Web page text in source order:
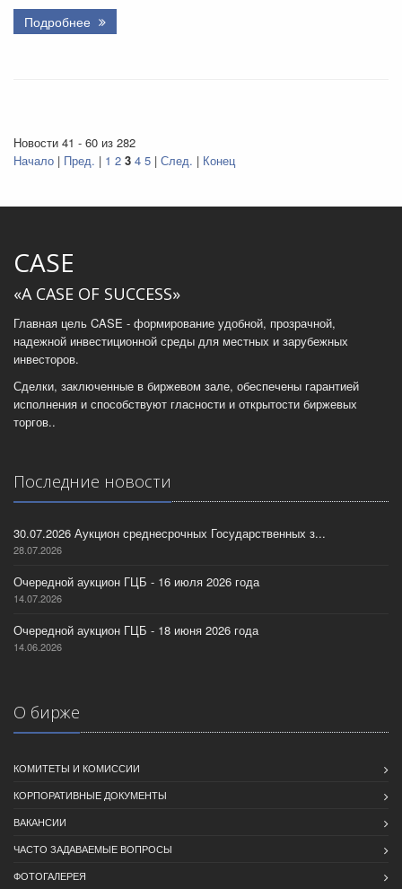
Подробнее
Новости 41 - 60 из 282
Начало | Пред. | 1 2 3 4 5 | След. | Конец
CASE
«A CASE OF SUCCESS»
Главная цель CASE - формирование удобной, прозрачной,
надежной инвестиционной среды для местных и зарубежных
инвесторов.
Сделки, заключенные в биржевом зале, обеспечены гарантией
исполнения и способствуют гласности и открытости биржевых
торгов..
Последние новости
30.07.2026 Аукцион среднесрочных Государственных з...
28.07.2026
Очередной аукцион ГЦБ - 16 июля 2026 года
14.07.2026
Очередной аукцион ГЦБ - 18 июня 2026 года
14.06.2026
О бирже
КОМИТЕТЫ И КОМИССИИ
КОРПОРАТИВНЫЕ ДОКУМЕНТЫ
ВАКАНСИИ
ЧАСТО ЗАДАВАЕМЫЕ ВОПРОСЫ
ФОТОГАЛЕРЕЯ